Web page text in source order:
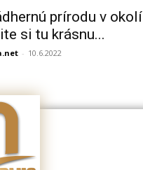
prírodu v okolí
si tu krásnu...
- 10.6.2022